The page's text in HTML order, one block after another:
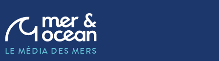
LE MÉDIA DES MERS